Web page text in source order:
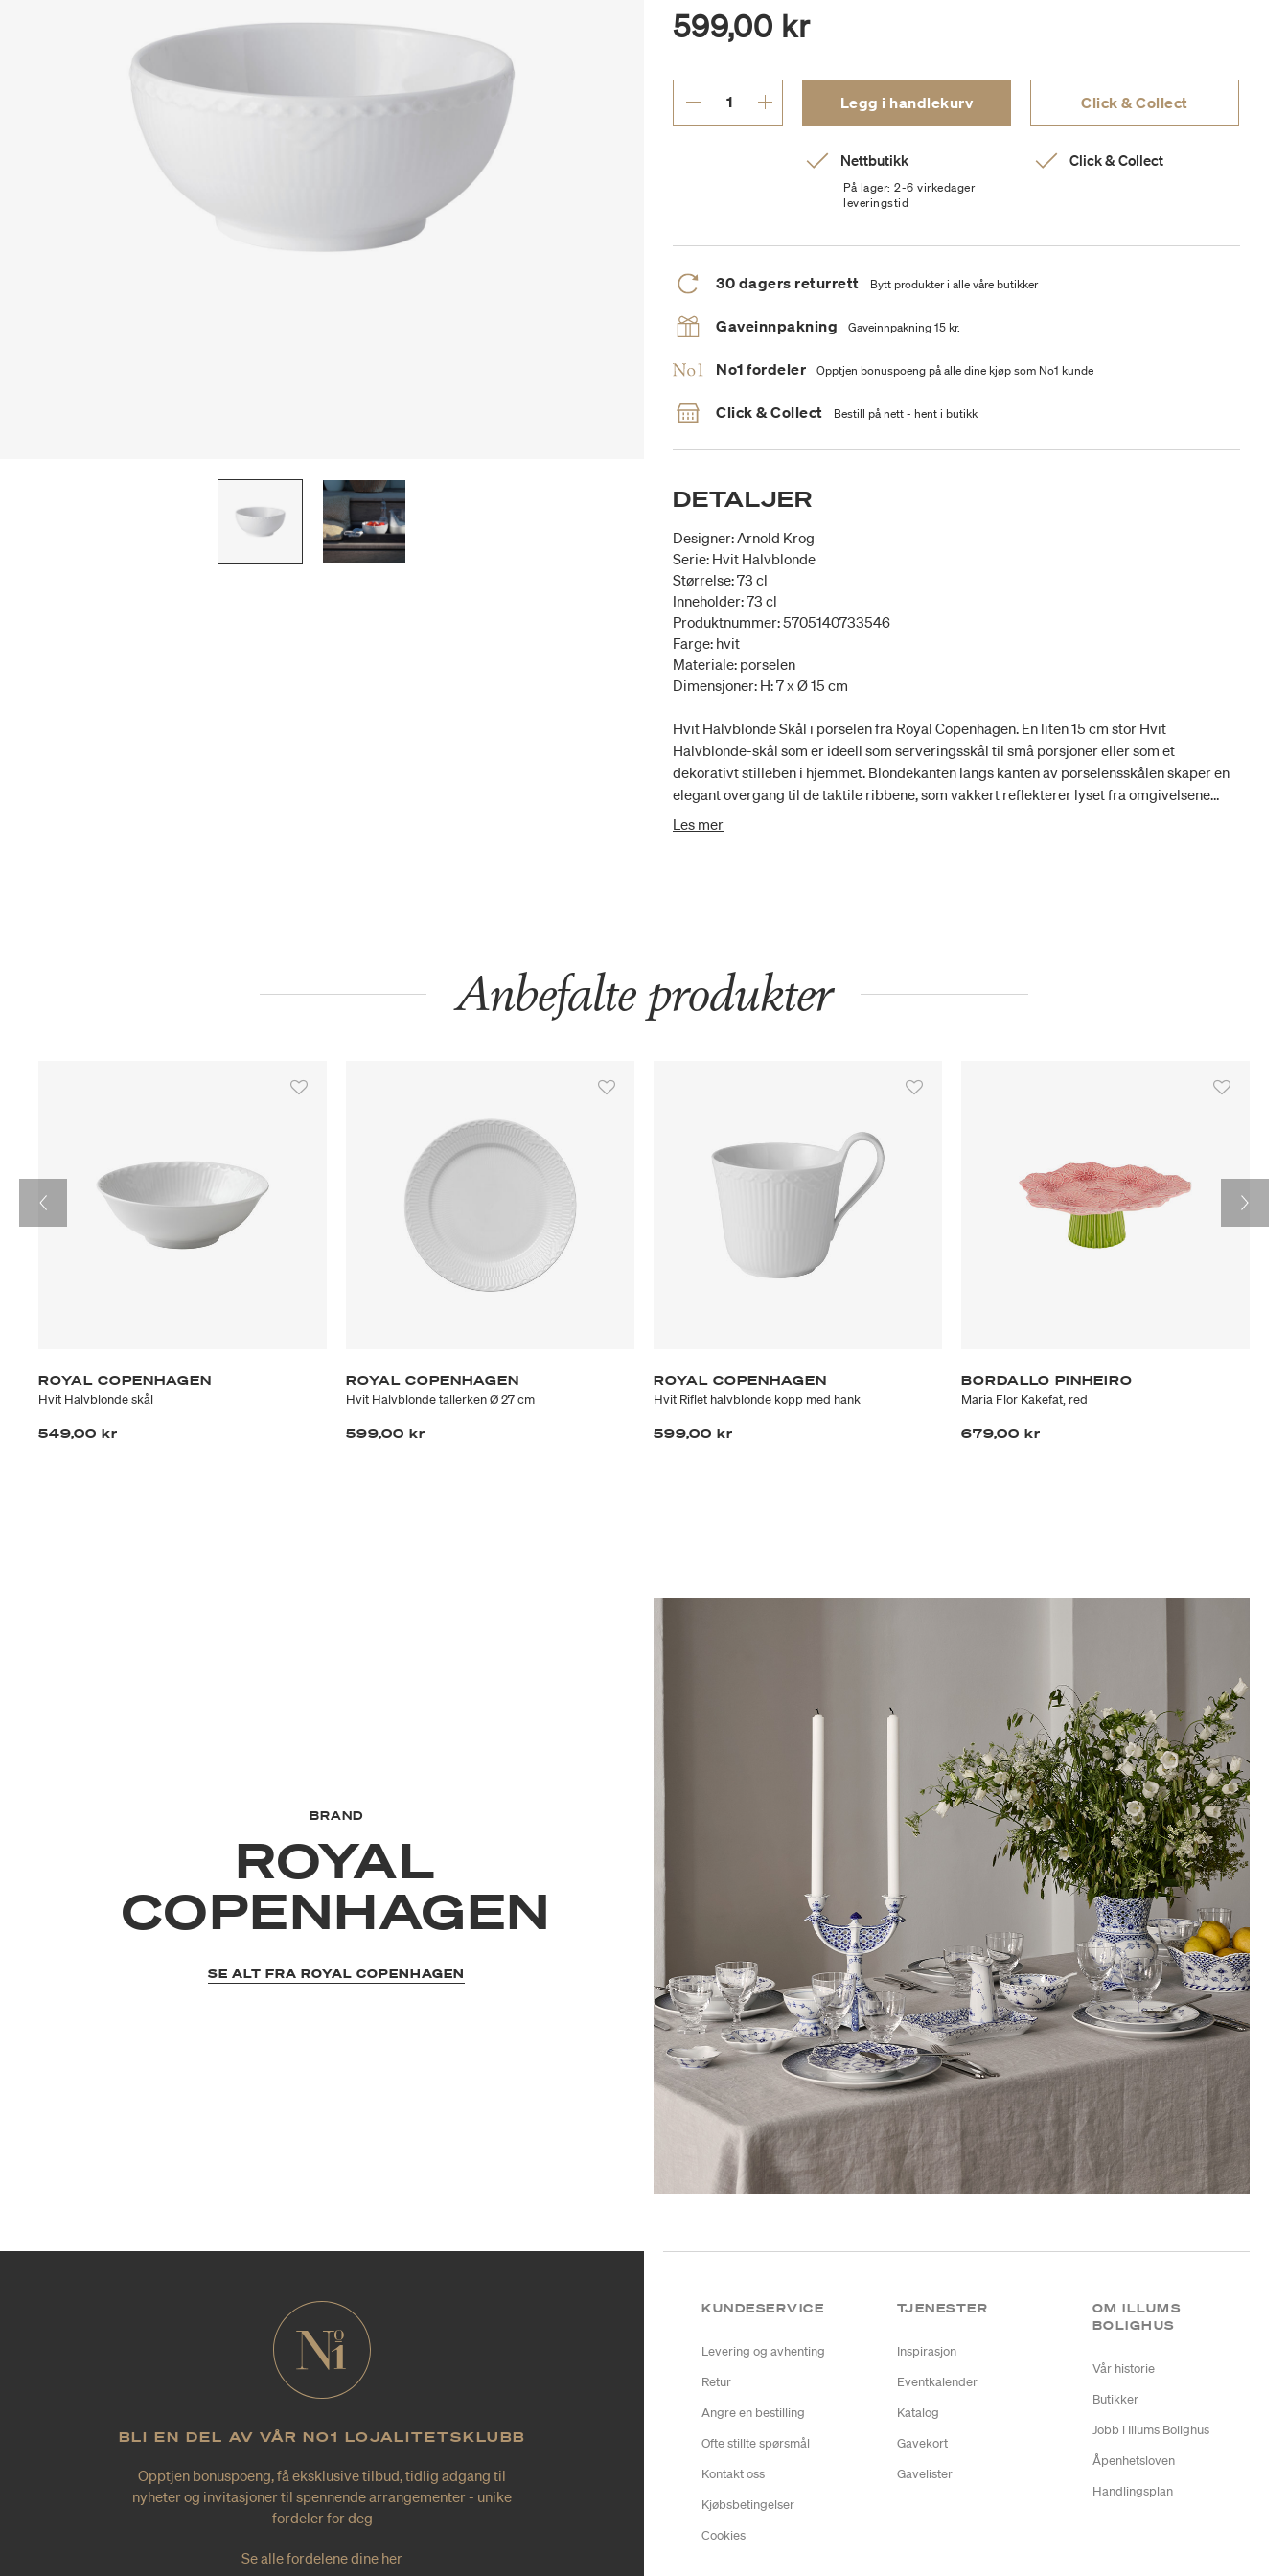
599,00 kr
Legg i handlekurv Click & Collect
Nettbutikk
På lager: 2-6 virkedager
leveringstid
Click & Collect
30 dagers returrett Bytt produkter i alle våre butikker
Gaveinnpakning Gaveinnpakning 15 kr.
No1 fordeler Opptjen bonuspoeng på alle dine kjøp som No1 kunde
Click & Collect Bestill på nett - hent i butikk
DETALJER
Designer: Arnold Krog
Serie: Hvit Halvblonde
Størrelse: 73 cl
Inneholder: 73 cl
Produktnummer: 5705140733546
Farge: hvit
Materiale: porselen
Dimensjoner: H: 7 x Ø 15 cm
Hvit Halvblonde Skål i porselen fra Royal Copenhagen. En liten 15 cm stor Hvit
Halvblonde-skål som er ideell som serveringsskål til små porsjoner eller som et
dekorativt stilleben i hjemmet. Blondekanten langs kanten av porselensskålen skaper en
elegant overgang til de taktile ribbene, som vakkert reflekterer lyset fra omgivelsene
takket være den tynne glasuren på porselenet.
Les mer
Anbefalte produkter
ROYAL COPENHAGEN
Hvit Halvblonde skål
549,00 kr
ROYAL COPENHAGEN
Hvit Halvblonde tallerken Ø 27 cm
599,00 kr
ROYAL COPENHAGEN
Hvit Riflet halvblonde kopp med hank
599,00 kr
BORDALLO PINHEIRO
Maria Flor Kakefat, red
679,00 kr
BRAND
ROYAL
COPENHAGEN
SE ALT FRA ROYAL COPENHAGEN
BLI EN DEL AV VÅR NO1 LOJALITETSKLUBB
Opptjen bonuspoeng, få eksklusive tilbud, tidlig adgang til
nyheter og invitasjoner til spennende arrangementer - unike
fordeler for deg
Se alle fordelene dine her
KUNDESERVICE
Levering og avhenting
Retur
Angre en bestilling
Ofte stillte spørsmål
Kontakt oss
Kjøbsbetingelser
Cookies
TJENESTER
Inspirasjon
Eventkalender
Katalog
Gavekort
Gavelister
OM ILLUMS
BOLIGHUS
Vår historie
Butikker
Jobb i Illums Bolighus
Åpenhetsloven
Handlingsplan